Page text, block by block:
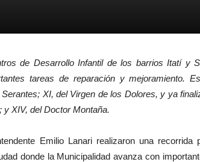
de Desarrollo Infantil de los barrios Itatí y
tareas de reparación y mejoramiento.
XI, del Virgen de los Dolores, y ya
XIV, del Doctor Montaña.
Emilio Lanari realizaron una recorrida
donde la Municipalidad avanza con